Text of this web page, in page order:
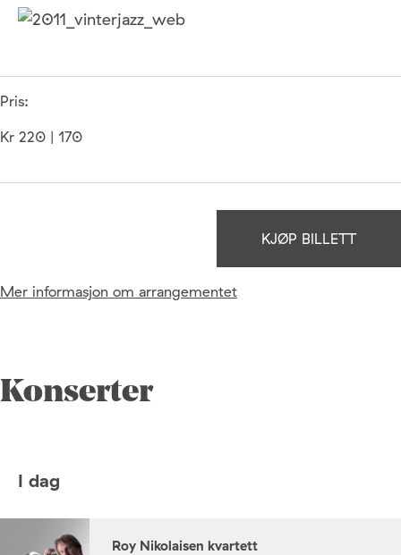
Pris:
Kr 220 | 170
KJØP BILLETT
Mer informasjon om arrangementet
Konserter
I dag
Roy Nikolaisen kvartett